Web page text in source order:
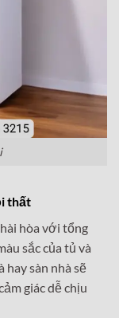
thất
hòa với tổng
sắc của tủ và
hay sàn nhà sẽ
giác dễ chịu